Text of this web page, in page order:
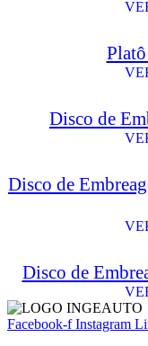
Disco de
Disco de
Disco de
Facebook-f Instagram